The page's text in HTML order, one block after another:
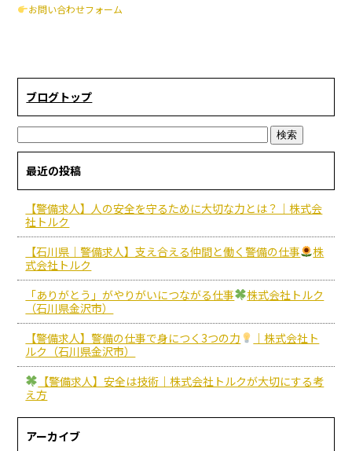
お問い合わせフォーム
ブログトップ
最近の投稿
【警備求人】人の安全を守るために大切な力とは？｜株式会
社トルク
【石川県｜警備求人】支え合える仲間と働く警備の仕事
株
式会社トルク
「ありがとう」がやりがいにつながる仕事
株式会社トルク
（石川県金沢市）
【警備求人】警備の仕事で身につく3つの力
｜株式会社ト
ルク（石川県金沢市）
【警備求人】安全は技術｜株式会社トルクが大切にする考
え方
アーカイブ